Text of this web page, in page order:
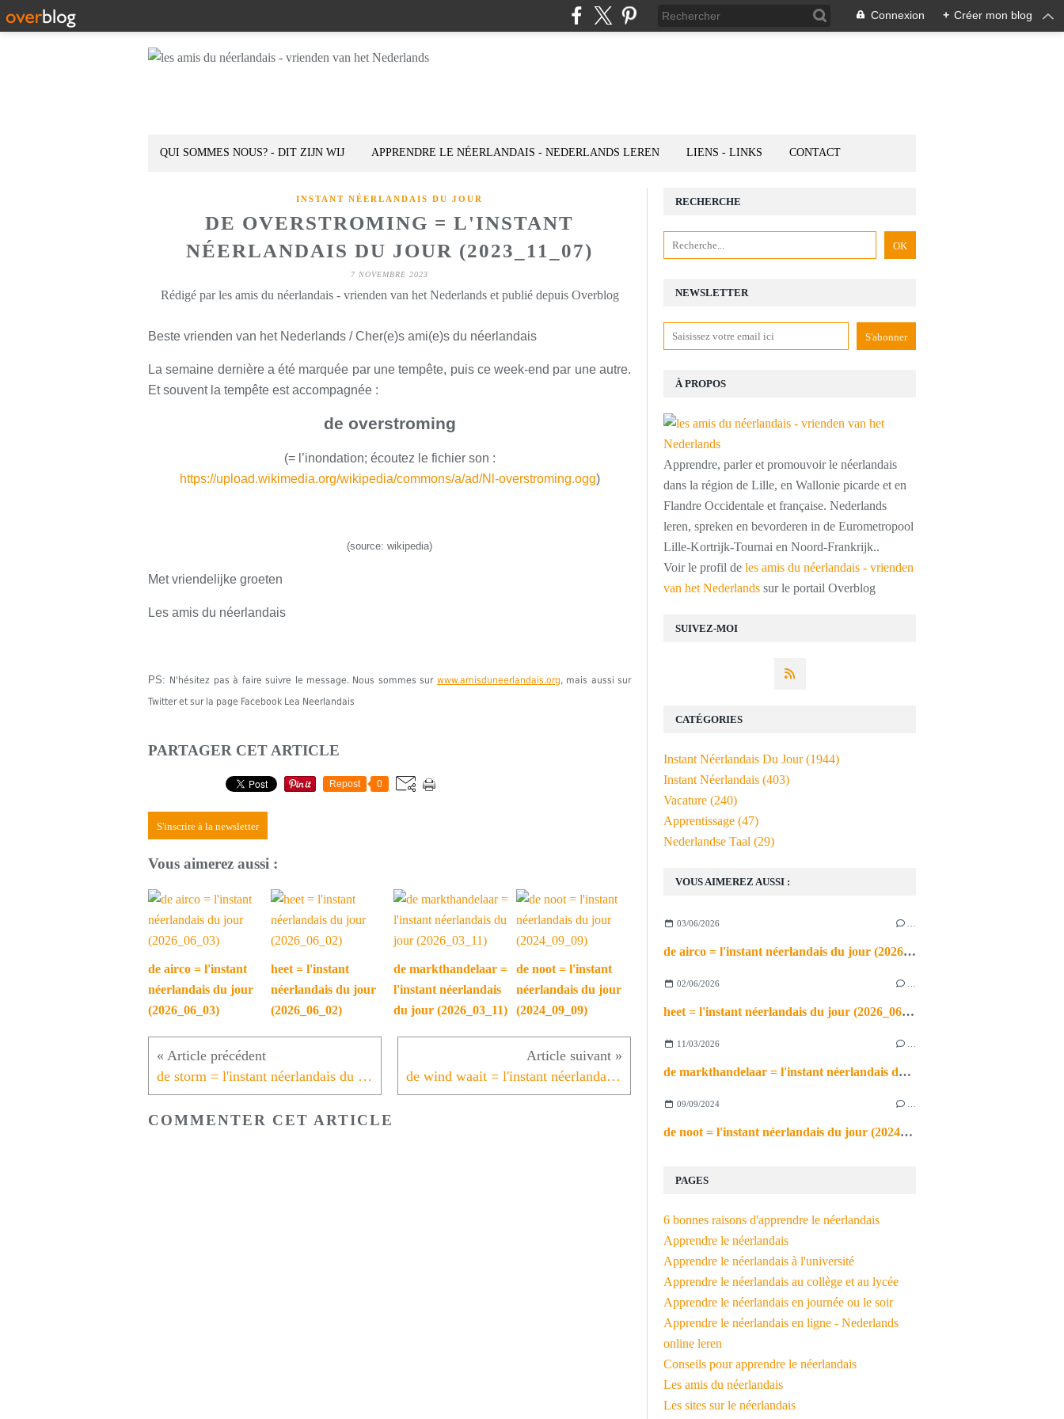
Connexion + Créer mon blog
QUI SOMMES NOUS? - DIT ZIJN WIJ APPRENDRE LE NÉERLANDAIS - NEDERLANDS LEREN LIENS - LINKS CONTACT
INSTANT NÉERLANDAIS DU JOUR
DE OVERSTROMING = L'INSTANT
NÉERLANDAIS DU JOUR (2023_11_07)
7 NOVEMBRE 2023
Rédigé par les amis du néerlandais - vrienden van het Nederlands et publié depuis Overblog
Beste vrienden van het Nederlands / Cher(e)s ami(e)s du néerlandais
La semaine dernière a été marquée par une tempête, puis ce week-end par une autre.
Et souvent la tempête est accompagnée :
de overstroming
(= l’inondation; écoutez le fichier son :
https://upload.wikimedia.org/wikipedia/commons/a/ad/Nl-overstroming.ogg)
(source: wikipedia)
Met vriendelijke groeten
Les amis du néerlandais
PS: N'hésitez pas à faire suivre le message. Nous sommes sur www.amisduneerlandais.org, mais aussi sur
Twitter et sur la page Facebook Lea Neerlandais
PARTAGER CET ARTICLE
Repost 0
S'inscrire à la newsletter
Vous aimerez aussi :
de airco = l'instant
néerlandais du jour
(2026_06_03)
heet = l'instant
néerlandais du jour
(2026_06_02)
de markthandelaar =
l'instant néerlandais
du jour (2026_03_11)
de noot = l'instant
néerlandais du jour
(2024_09_09)
de storm = l'instant néerlandais du jour (2023_11_06) de wind waait = l'instant néerlandais du jour (2023_11_08)
COMMENTER CET ARTICLE
NEWSLETTER
SUIVEZ-MOI
RECHERCHE
À PROPOS
Apprendre, parler et promouvoir le néerlandais
dans la région de Lille, en Wallonie picarde et en
Flandre Occidentale et française. Nederlands
leren, spreken en bevorderen in de Eurometropool
Lille-Kortrijk-Tournai en Noord-Frankrijk..
Voir le profil de les amis du néerlandais - vrienden
van het Nederlands sur le portail Overblog
VOUS AIMEREZ AUSSI :
03/06/2026
de airco = l'instant néerlandais du jour (2026_06_03)
02/06/2026
heet = l'instant néerlandais du jour (2026_06_02)
11/03/2026
de markthandelaar = l'instant néerlandais du jour (2026_03_11)
09/09/2024
de noot = l'instant néerlandais du jour (2024_09_09)
PAGES
6 bonnes raisons d'apprendre le néerlandais
Apprendre le néerlandais
Apprendre le néerlandais à l'université
Apprendre le néerlandais au collège et au lycée
Apprendre le néerlandais en journée ou le soir
Apprendre le néerlandais en ligne - Nederlands
online leren
Conseils pour apprendre le néerlandais
Les amis du néerlandais
Les sites sur le néerlandais
CATÉGORIES
Instant Néerlandais Du Jour(1944)
Instant Néerlandais (403)
Vacature (240)
Apprentissage (47)
Nederlandse Taal (29)